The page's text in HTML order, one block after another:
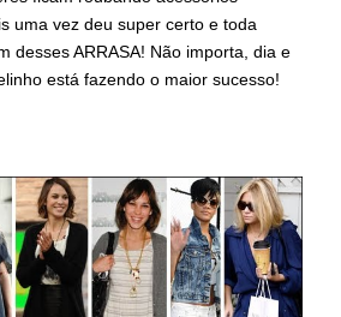
uma vez deu super certo e toda
desses ARRASA! Não importa, dia e
está fazendo o maior sucesso!